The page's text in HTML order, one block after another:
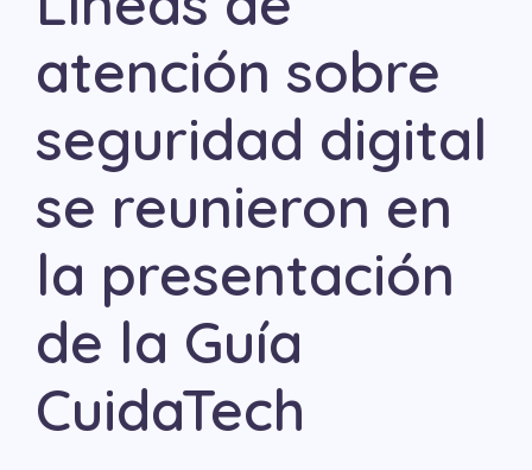
atención sobre
seguridad digital
se reunieron en
la presentación
de la Guía
CuidaTech